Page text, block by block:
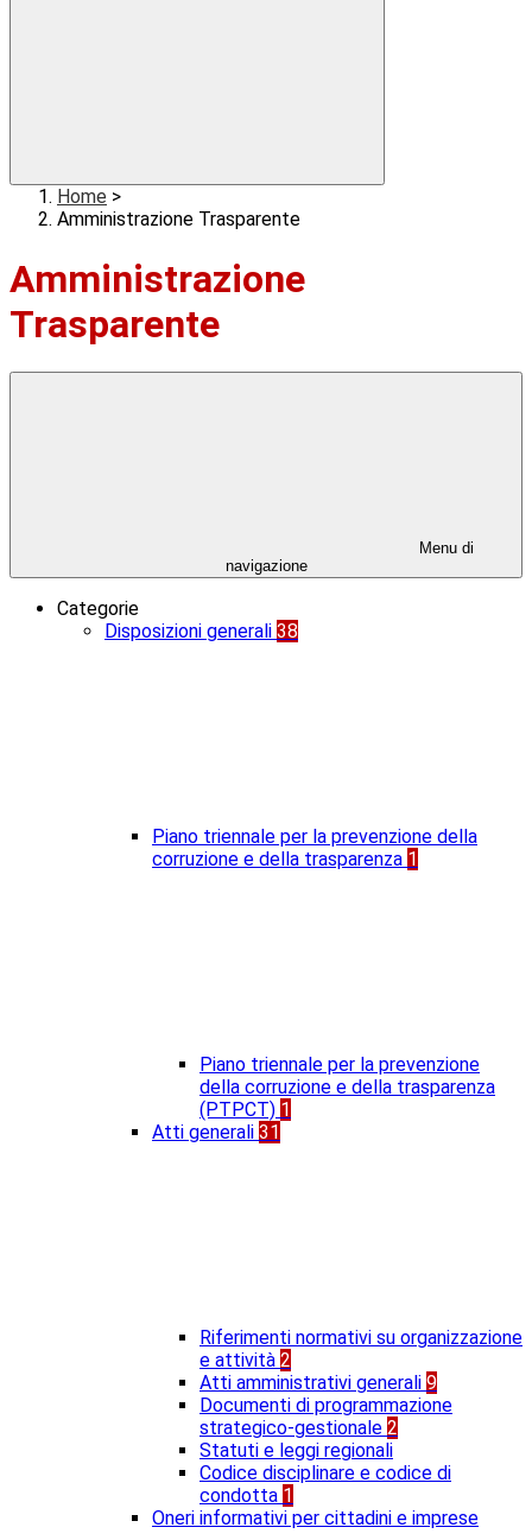
Home >
Amministrazione Trasparente
Amministrazione
Trasparente
Menu di
navigazione
Categorie
Disposizioni generali 38
Piano triennale per la prevenzione della
corruzione e della trasparenza 1
Piano triennale per la prevenzione
della corruzione e della trasparenza
(PTPCT) 1
Atti generali 31
Riferimenti normativi su organizzazione
e attività 2
Atti amministrativi generali 9
Documenti di programmazione
strategico-gestionale 2
Statuti e leggi regionali
Codice disciplinare e codice di
condotta 1
Oneri informativi per cittadini e imprese